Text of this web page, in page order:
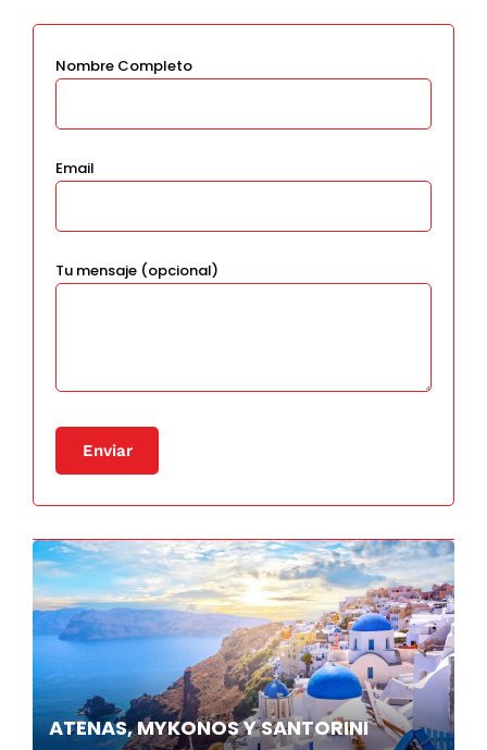
Nombre Completo
Email
Tu mensaje (opcional)
ATENAS, MYKONOS Y SANTORINI